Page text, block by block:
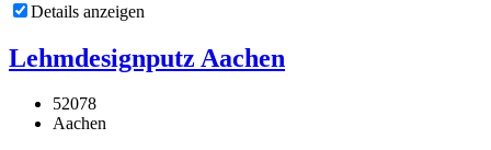
Details anzeigen
Lehmdesignputz Aachen
52078
Aachen